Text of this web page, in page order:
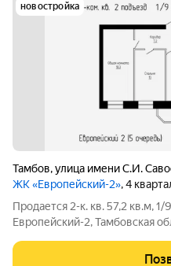
новостройка
Тамбов,улица имени С.И.
ЖК «Европейский-2», 4
Продается 2-к. кв. 57,2 кв.м,
Европейский-2, Тамбовская
Чистовая отделка: Возможна.